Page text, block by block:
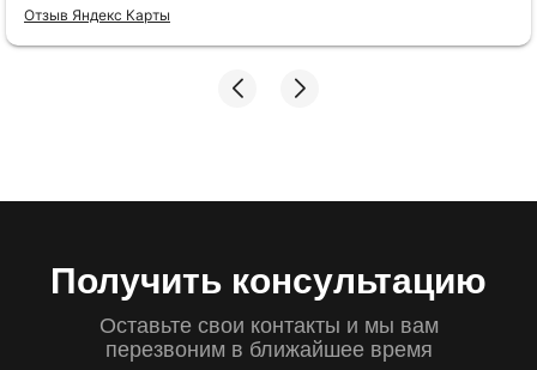
Отзыв Яндекс Карты
Получить консультацию
Оставьте свои контакты и мы вам
перезвоним в ближайшее время